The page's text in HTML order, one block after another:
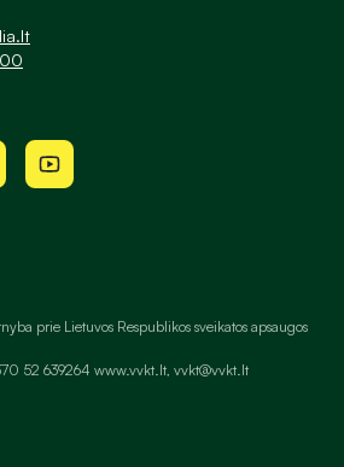
prie Lietuvos Respublikos sveikatos apsaugos
52 639264 www.vvkt.lt, vvkt@vvkt.lt